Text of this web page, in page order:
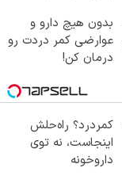
بدون هیچ دارو و
عوارضی کمر دردت رو
درمان کن!
کمردرد؟ راه‌حلش
اینجاست، نه توی
داروخونه